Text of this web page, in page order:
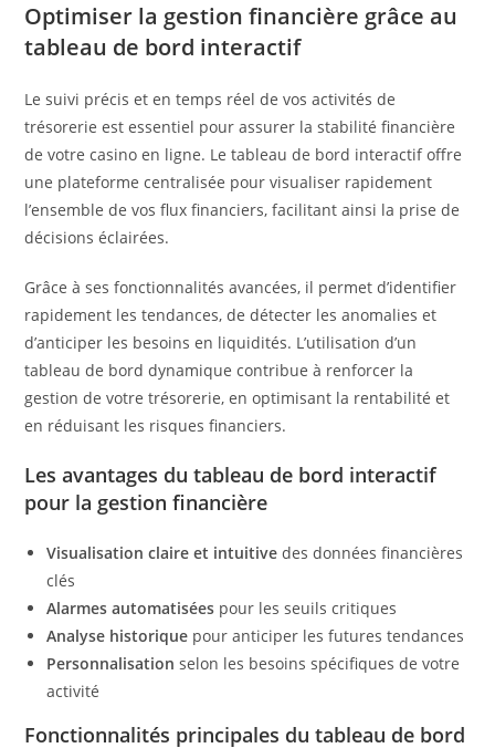
Optimiser la gestion financière grâce au
tableau de bord interactif
Le suivi précis et en temps réel de vos activités de
trésorerie est essentiel pour assurer la stabilité financière
de votre casino en ligne. Le tableau de bord interactif offre
une plateforme centralisée pour visualiser rapidement
l’ensemble de vos flux financiers, facilitant ainsi la prise de
décisions éclairées.
Grâce à ses fonctionnalités avancées, il permet d’identifier
rapidement les tendances, de détecter les anomalies et
d’anticiper les besoins en liquidités. L’utilisation d’un
tableau de bord dynamique contribue à renforcer la
gestion de votre trésorerie, en optimisant la rentabilité et
en réduisant les risques financiers.
Les avantages du tableau de bord interactif
pour la gestion financière
Visualisation claire et intuitive des données financières
clés
Alarmes automatisées pour les seuils critiques
Analyse historique pour anticiper les futures tendances
Personnalisation selon les besoins spécifiques de votre
activité
Fonctionnalités principales du tableau de bord